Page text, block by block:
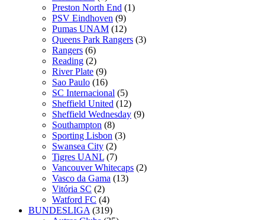
Preston North End (1)
PSV Eindhoven (9)
Pumas UNAM (12)
Queens Park Rangers (3)
Rangers (6)
Reading (2)
River Plate (9)
Sao Paulo (16)
SC Internacional (5)
Sheffield United (12)
Sheffield Wednesday (9)
Southampton (8)
Sporting Lisbon (3)
Swansea City (2)
Tigres UANL (7)
Vancouver Whitecaps (2)
Vasco da Gama (13)
Vitória SC (2)
Watford FC (4)
BUNDESLIGA (319)